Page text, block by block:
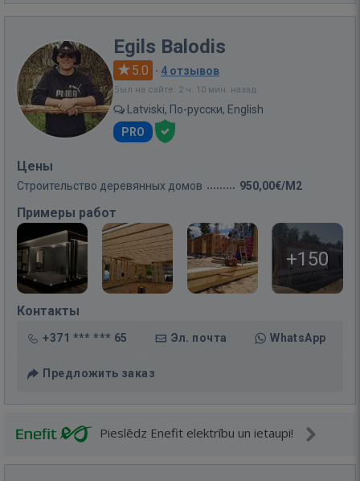
Egils Balodis
5.0 · 4 отзывов
Был на сайте: 2 ч. 10 мин. назад
Latviski, По-русски, English
PRO
Цены
Строительство деревянных домов 950,00€/M2
Примеры работ
+150
Контакты
+371 *** *** 65 Эл. почта WhatsApp
Предложить заказ
Pieslēdz Enefit elektrību un ietaupi!